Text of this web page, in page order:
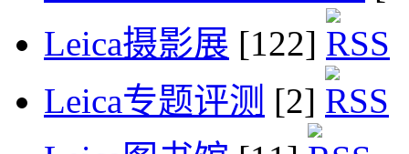
Leica摄影展 [122]
Leica专题评测 [2]